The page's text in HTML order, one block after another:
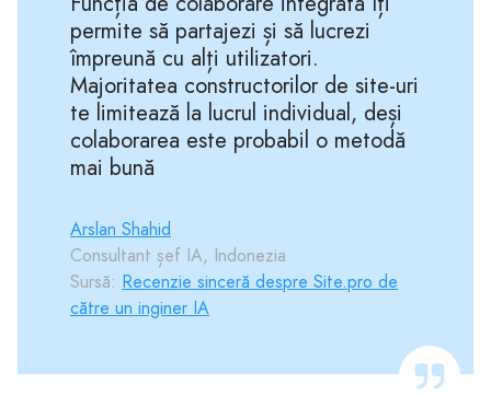
permite să partajezi și să lucrezi
împreună cu alți utilizatori.
Majoritatea constructorilor de site-uri
te limitează la lucrul individual, deși
colaborarea este probabil o metodă
mai bună
Arslan Shahid
Consultant șef IA, Indonezia
Sursă: Recenzie sinceră despre Site.pro de
către un inginer IA